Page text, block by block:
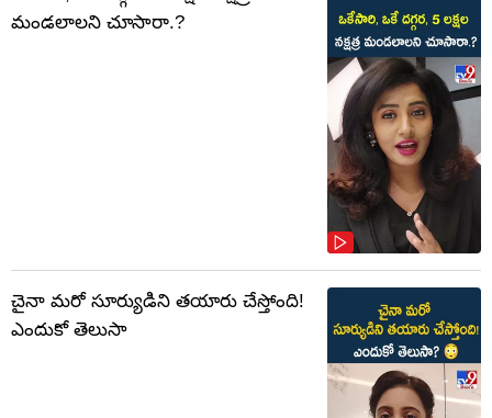
మండలాలని చూసారా.?
చైనా మరో సూర్యుడిని తయారు చేస్తోంది!
ఎందుకో తెలుసా